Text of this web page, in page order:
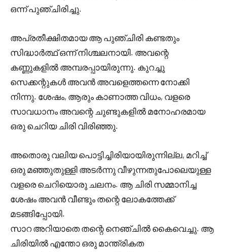
ഒന്ന് പുഞ്ചിരിച്ചു.
അപ്രതീക്ഷിതമായ ആ പുഞ്ചിരി കണ്ടതും
സിദ്ധാർത്ഥ് ഒന്ന് നിശ്ചലനായി. അവന്റെ
കണ്ണുകളിൽ അമ്പരപ്പായിരുന്നു. കുറച്ചു
സെക്കന്റുകൾ അവൻ അവളെത്തന്നെ നോക്കി
നിന്നു. ശേഷം, ആരും കാണാത്ത വിധം, വളരെ
സാവധാനം അവന്റെ ചുണ്ടുകളിൽ മനോഹരമായ
ഒരു ചെറിയ ചിരി വിരിഞ്ഞു.
അതൊരു വലിയ പൊട്ടിച്ചിരിയായിരുന്നില്ല, മറിച്ച്
ഒരു മഞ്ഞുതുള്ളി അടർന്നു വീഴുന്നതുപോലെയുള്ള
വളരെ ചെറിയൊരു ചലനം. ആ ചിരി സമ്മാനിച്ച
ശേഷം അവൻ വീണ്ടും തന്റെ ലോകത്തേക്ക്
മടങ്ങിപ്പോയി.
സാറ അറിയാതെ തന്റെ നെഞ്ചിൽ കൈവെച്ചു. ആ
ചിരിയിൽ എന്തോ ഒരു മാന്ത്രികത